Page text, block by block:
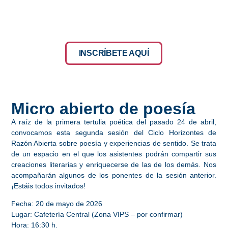
INSCRÍBETE AQUÍ
Micro abierto de poesía
A raíz de la primera tertulia poética del pasado 24 de abril,
convocamos esta segunda sesión del Ciclo Horizontes de
Razón Abierta sobre poesía y experiencias de sentido. Se trata
de un espacio en el que los asistentes podrán compartir sus
creaciones literarias y enriquecerse de las de los demás. Nos
acompañarán algunos de los ponentes de la sesión anterior.
¡Estáis todos invitados!
Fecha: 20 de mayo de 2026
Lugar: Cafetería Central (Zona VIPS – por confirmar)
Hora: 16:30 h.